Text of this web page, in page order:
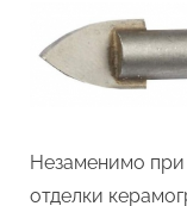
Незаменимо
отделки